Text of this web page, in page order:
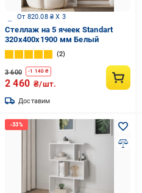
От 820.08 ₴ X 3
Стеллаж на 5 ячеек Standart
320x400x1900 мм Белый
2
3 600 -1 140 ₴
2 460 ₴/шт.
Доставим